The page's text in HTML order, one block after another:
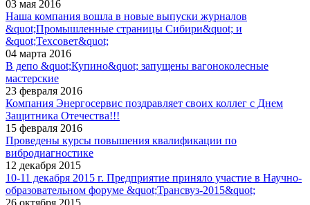
03 мая 2016
Наша компания вошла в новые выпуски журналов
&quot;Промышленные страницы Сибири&quot; и
&quot;Техсовет&quot;
04 марта 2016
В депо &quot;Купино&quot; запущены вагоноколесные
мастерские
23 февраля 2016
Компания Энергосервис поздравляет своих коллег с Днем
Защитника Отечества!!!
15 февраля 2016
Проведены курсы повышения квалификации по
вибродиагностике
12 декабря 2015
10-11 декабря 2015 г. Предприятие приняло участие в Научно-
образовательном форуме &quot;Трансвуз-2015&quot;